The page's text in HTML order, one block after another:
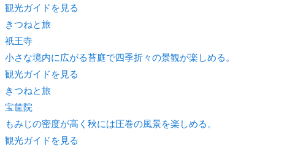
観光ガイドを見る
きつねと旅
祇王寺
小さな境内に広がる苔庭で四季折々の景観が楽しめる。
観光ガイドを見る
きつねと旅
宝筐院
もみじの密度が高く秋には圧巻の風景を楽しめる。
観光ガイドを見る